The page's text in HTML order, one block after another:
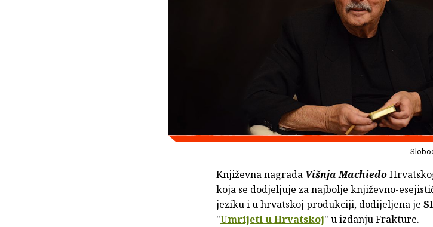
Književna nagrada Višnja Machiedo
koja se dodjeljuje za najbolje književno-
jeziku i u hrvatskoj produkciji, dodijeljena je
"Umrijeti u Hrvatskoj" u izdanju Frakture.